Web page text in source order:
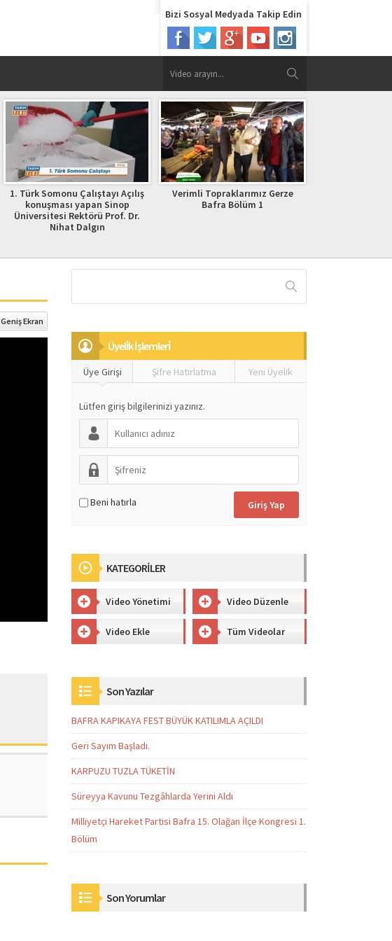
Bizi Sosyal Medyada Takip Edin
1. Türk Somonu Çalıştayı Açılış
konuşması yapan Sinop
Üniversitesi Rektörü Prof. Dr.
Nihat Dalgın
Verimli Topraklarımız Gerze
Bafra Bölüm 1
Geniş Ekran
Üyeli̇k İşlemleri̇
Üye Girişi Şifre Hatırlatma Yeni Üyelik
Lütfen giriş bilgilerinizi yazınız.
Beni hatırla
KATEGORİLER
Video Yönetimi Video Düzenle
Video Ekle Tüm Videolar
Son Yazılar
BAFRA KAPIKAYA FEST BÜYÜK KATILIMLA AÇILDI
Geri Sayım Başladı.
KARPUZU TUZLA TÜKETİN
Süreyya Kavunu Tezgâhlarda Yerini Aldı
Milliyetçi Hareket Partisi Bafra 15. Olağan İlçe Kongresi 1.
Bölüm
Son Yorumlar